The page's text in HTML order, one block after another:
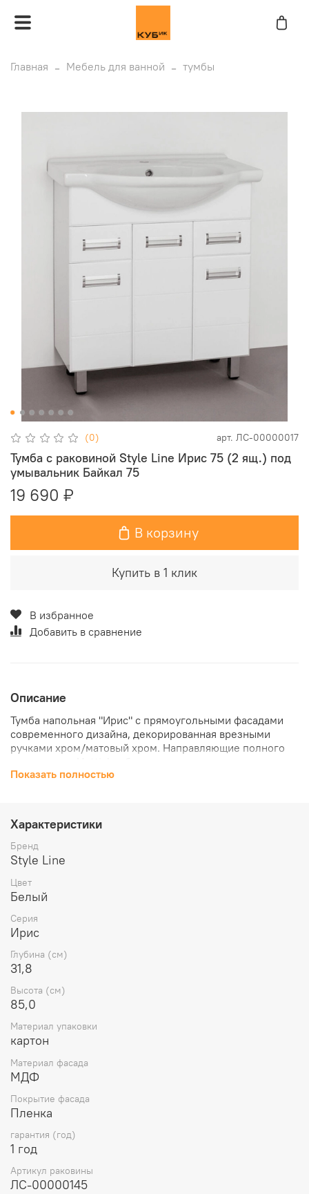
Главная Мебель для ванной тумбы
(0) арт. ЛС-00000017
Тумба с раковиной Style Line Ирис 75 (2 ящ.) под
умывальник Байкал 75
19 690 ₽
В корзину
Купить в 1 клик
В избранное
Добавить в сравнение
Описание
Тумба напольная "Ирис" с прямоугольными фасадами
современного дизайна, декорированная врезными
ручками хром/матовый хром. Направляющие полного
бесшумность хода, высокую надежность и прочность.
Показать полностью
Характеристики
Бренд
Style Line
Цвет
Белый
Серия
Ирис
Глубина (см)
31,8
Высота (см)
85,0
Материал упаковки
картон
Материал фасада
МДФ
Покрытие фасада
Пленка
гарантия (год)
1 год
Артикул раковины
ЛС-00000145